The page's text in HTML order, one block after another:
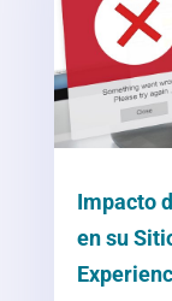
Impacto
en su